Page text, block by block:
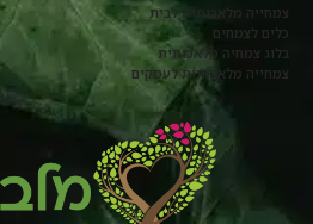
צמחייה מלאכותית לבית
כלים לצמחים
בלוג צמחיה מלאכותית
צמחייה מלאכותית לעסקים